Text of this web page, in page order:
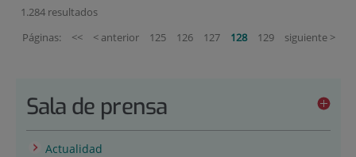
1.284 resultados
Páginas:
<< < anterior 125 126 127 128 129 siguiente >
Sala de prensa
Actualidad